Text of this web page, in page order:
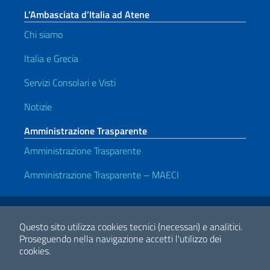
Questo sito utilizza cookies tecnici (necessari) e analitici.
Proseguendo nella navigazione accetti l'utilizzo dei
cookies.
L’Ambasciata d’Italia ad Atene
Chi siamo
Italia e Grecia
Servizi Consolari e Visti
Notizie
Amministrazione Trasparente
Amministrazione Trasparente
Amministrazione Trasparente – MAECI
Link Utili